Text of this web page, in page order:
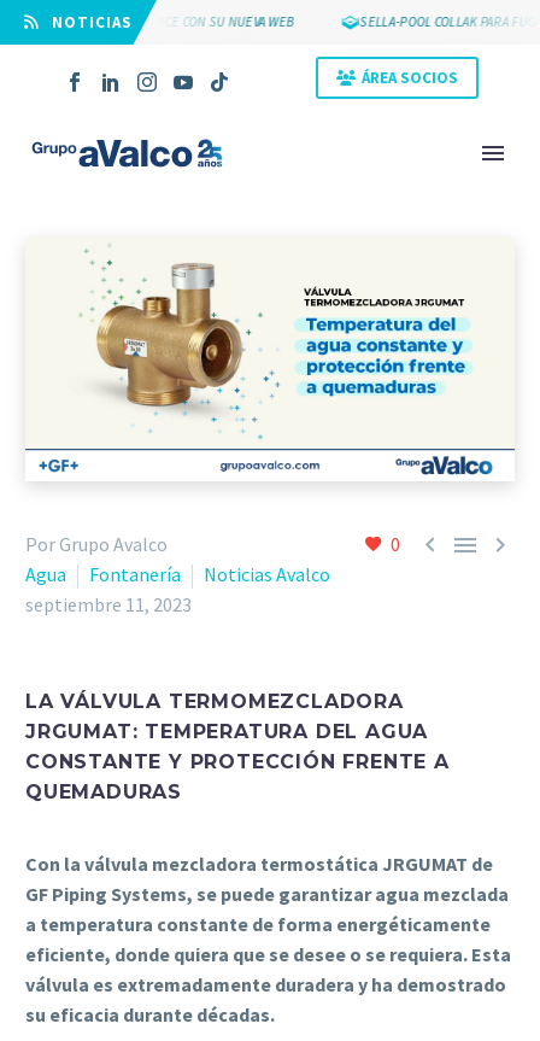
⠀NOTICIAS
IMPULSA SU ECOMMERCE CON SU NUEVA WEB SELLA-POOL COLLAK PARA
ÁREA SOCIOS
0   
Por Grupo Avalco
Agua
Fontanería
Noticias Avalco
septiembre 11, 2023
LA VÁLVULA TERMOMEZCLADORA
JRGUMAT: TEMPERATURA DEL AGUA
CONSTANTE Y PROTECCIÓN FRENTE A
QUEMADURAS
Con la válvula mezcladora termostática JRGUMAT de
GF Piping Systems, se puede garantizar agua mezclada
a temperatura constante de forma energéticamente
eficiente, donde quiera que se desee o se requiera. Esta
válvula es extremadamente duradera y ha demostrado
su eficacia durante décadas.